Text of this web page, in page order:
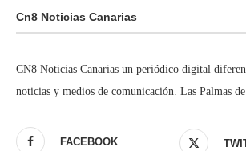
Cn8 Noticias Canarias
CN8 Noticias Canarias un periódico digital
noticias y medios de comunicación. Las Palmas
FACEBOOK